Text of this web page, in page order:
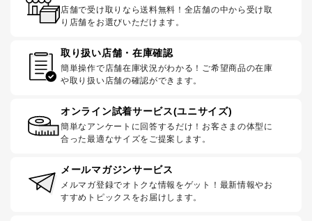
店舗で受け取りなら送料無料！全店舗の中から受け取
り店舗をお選びいただけます。
取り扱い店舗・在庫確認
簡単操作で店舗在庫状況がわかる！ご希望商品の在庫
や取り扱い店舗の確認ができます。
オンライン試着サービス(ユニサイズ)
簡単なアンケートに回答するだけ！お客さまの体型に
合った最適なサイズをご提案します。
メールマガジンサービス
メルマガ登録でオトクな情報をゲット！最新情報やお
すすめトピックスをお届けします。